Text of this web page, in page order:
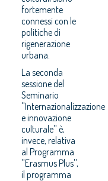
fortemente
connessi con le
politiche di
rigenerazione
urbana.
La seconda
sessione del
Seminario
''Internazionalizzazione
e innovazione
culturale'' è,
invece, relativa
al Programma
''Erasmus Plus'',
il programma